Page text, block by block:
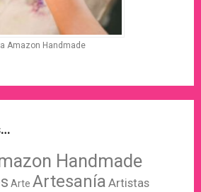
Amazon Handmade
Handmade
Arte Artesanía Artistas